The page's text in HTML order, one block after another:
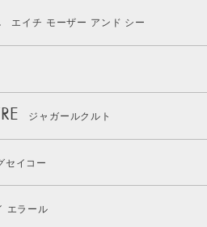
エイチ モーザー アンド シー
ジャガールクルト
セイコー
エラール